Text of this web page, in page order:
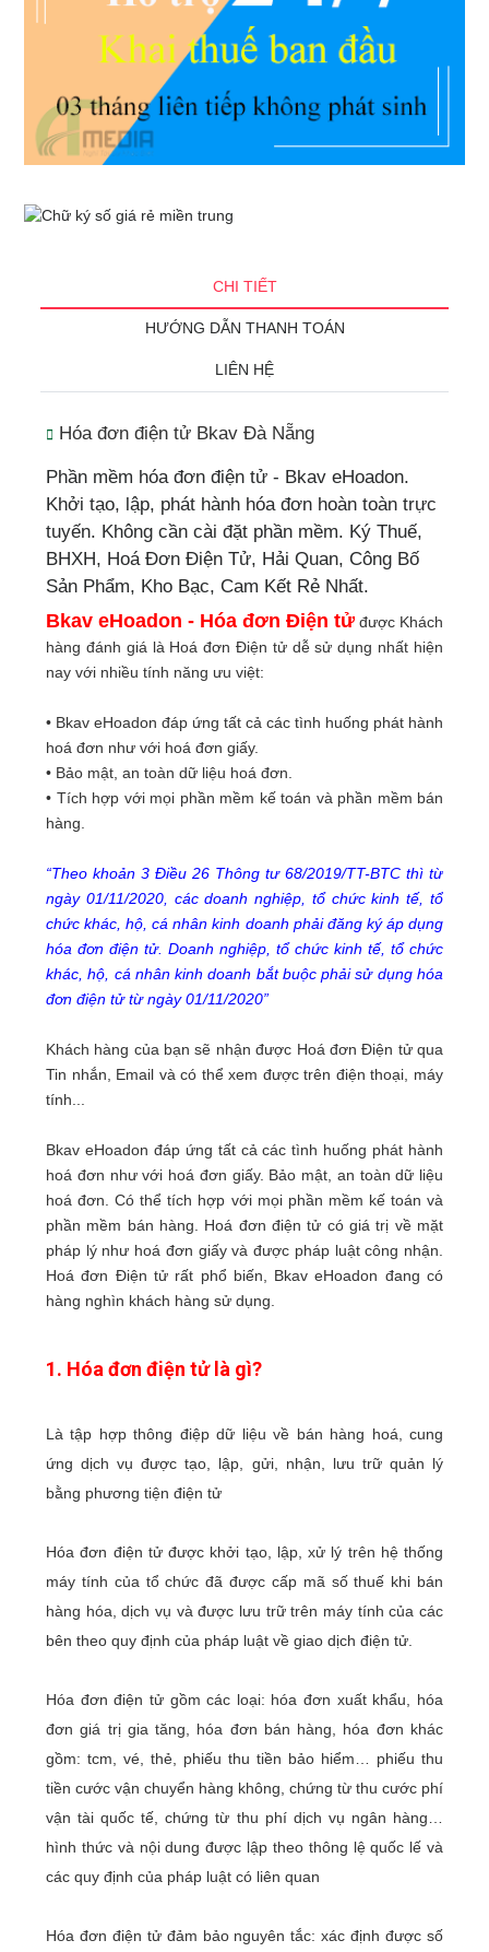
CHI TIẾT
HƯỚNG DẪN THANH TOÁN
LIÊN HỆ
Hóa đơn điện tử Bkav Đà Nẵng
Phần mềm hóa đơn điện tử - Bkav eHoadon.
Khởi tạo, lập, phát hành hóa đơn hoàn toàn trực
tuyến. Không cần cài đặt phần mềm. Ký Thuế,
BHXH, Hoá Đơn Điện Tử, Hải Quan, Công Bố
Sản Phẩm, Kho Bạc, Cam Kết Rẻ Nhất.
Bkav eHoadon - Hóa đơn Điện tử được Khách
hàng đánh giá là Hoá đơn Điện tử dễ sử dụng nhất hiện
nay với nhiều tính năng ưu việt:
• Bkav eHoadon đáp ứng tất cả các tình huống phát hành
hoá đơn như với hoá đơn giấy.
• Bảo mật, an toàn dữ liệu hoá đơn.
• Tích hợp với mọi phần mềm kế toán và phần mềm bán
hàng.
“Theo khoản 3 Điều 26 Thông tư 68/2019/TT-BTC thì từ
ngày 01/11/2020, các doanh nghiệp, tổ chức kinh tế, tổ
chức khác, hộ, cá nhân kinh doanh phải đăng ký áp dụng
hóa đơn điện tử. Doanh nghiệp, tổ chức kinh tế, tổ chức
khác, hộ, cá nhân kinh doanh bắt buộc phải sử dụng hóa
đơn điện tử từ ngày 01/11/2020”
Khách hàng của bạn sẽ nhận được Hoá đơn Điện tử qua
Tin nhắn, Email và có thể xem được trên điện thoại, máy
tính...
Bkav eHoadon đáp ứng tất cả các tình huống phát hành
hoá đơn như với hoá đơn giấy. Bảo mật, an toàn dữ liệu
hoá đơn. Có thể tích hợp với mọi phần mềm kế toán và
phần mềm bán hàng. Hoá đơn điện tử có giá trị về mặt
pháp lý như hoá đơn giấy và được pháp luật công nhận.
Hoá đơn Điện tử rất phổ biến, Bkav eHoadon đang có
hàng nghìn khách hàng sử dụng.
1. Hóa đơn điện tử là gì?
Là tập hợp thông điệp dữ liệu về bán hàng hoá, cung
ứng dịch vụ được tạo, lập, gửi, nhận, lưu trữ quản lý
bằng phương tiện điện tử
Hóa đơn điện tử được khởi tạo, lập, xử lý trên hệ thống
máy tính của tổ chức đã được cấp mã số thuế khi bán
hàng hóa, dịch vụ và được lưu trữ trên máy tính của các
bên theo quy định của pháp luật về giao dịch điện tử.
Hóa đơn điện tử gồm các loại: hóa đơn xuất khẩu, hóa
đơn giá trị gia tăng, hóa đơn bán hàng, hóa đơn khác
gồm: tcm, vé, thẻ, phiếu thu tiền bảo hiểm… phiếu thu
tiền cước vận chuyển hàng không, chứng từ thu cước phí
vận tài quốc tế, chứng từ thu phí dịch vụ ngân hàng…
hình thức và nội dung được lập theo thông lệ quốc lế và
các quy định của pháp luật có liên quan
Hóa đơn điện tử đảm bảo nguyên tắc: xác định được số